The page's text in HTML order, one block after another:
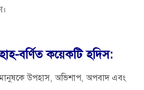
বর্ণিত কয়েকটি হদিস:
উপহাস, অভিশাপ, অপবাদ এবং